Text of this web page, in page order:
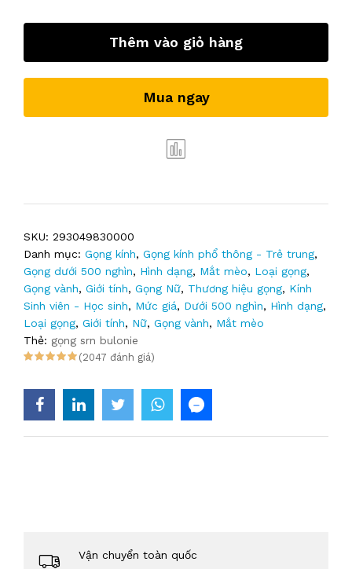
Thêm vào giỏ hàng
Mua ngay
SKU: 293049830000
Danh mục: Gọng kính, Gọng kính phổ thông - Trẻ trung,
Gọng dưới 500 nghìn, Hình dạng, Mắt mèo, Loại gọng,
Gọng vành, Giới tính, Gọng Nữ, Thương hiệu gọng, Kính
Sinh viên - Học sinh, Mức giá, Dưới 500 nghìn, Hình dạng,
Loại gọng, Giới tính, Nữ, Gọng vành, Mắt mèo
Thẻ: gọng srn bulonie
(2047 đánh giá)
Vận chuyển toàn quốc